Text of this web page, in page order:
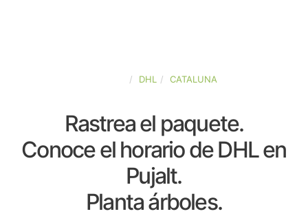
DHL CATALUNA
Rastrea el paquete.
Conoce el horario de DHL en
Pujalt.
Planta árboles.